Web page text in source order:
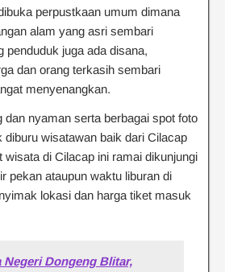
perpustkaan umum dimana
alam yang asri sembari
penduduk juga ada disana,
dan orang terkasih sembari
menyenangkan.
nyaman serta berbagai spot foto
diburu wisatawan baik dari Cilacap
di Cilacap ini ramai dikunjungi
pekan ataupun waktu liburan di
lokasi dan harga tiket masuk
Negeri Dongeng Blitar,